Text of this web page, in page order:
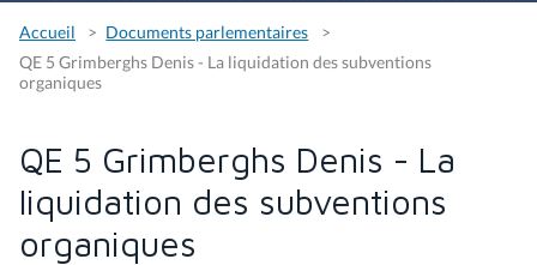
Accueil
Documents parlementaires
QE 5 Grimberghs Denis - La liquidation des subventions
organiques
QE 5 Grimberghs Denis - La
liquidation des subventions
organiques